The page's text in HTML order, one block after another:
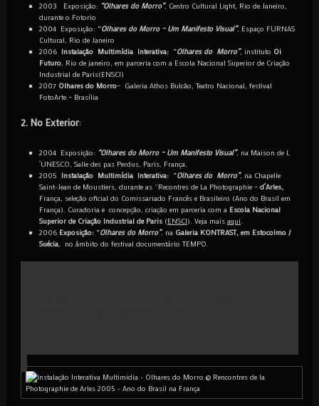
2003 Exposição: “Olhares do Morro”, Centro Cultural Light, Rio de Janeiro,
durante o Fotorio
2004 Exposição: “Olhares do Morro – Um Manifesto Visual”, Espaço FURNAS
Cultural, Rio de Janeiro
2006 Instalação Multimídia Interativa: “Olhares do Morro”, instituto Oi
Futuro, Rio de janeiro, em parceria com a Escola Nacional Superior de Criação
Industrial de Paris(ENSCI)
2007 Olhares do Morro– Galeria Athos Bulcão, Teatro Nacional, festival
FotoArte – Brasília
2. No Exterior:
2004 Exposição: “Olhares do Morro – Um Manifesto Visual”, na Maison de L
´UNESCO, Salle des pas Perdus, Paris, França.
2005 Instalação Multimídia Interativa: “Olhares do Morro”, na Chapelle
Saint-Jean de Moustiers, durante as “Recontres de La Photographie – d´Arles,
França, seleção oficial do Comissariado Francês e Brasileiro (Ano do Brasil em
França). Curadoria e concepção, criação em parceria com a Escola Nacional
Superior de Criação Industrial de Paris (ENSCI). Veja mais aqui
2006 Exposição: “Olhares do Morro”, na Galeria KONTRAST, em Estocolmo /
Suécia, no âmbito do festival documentário TEMPO.